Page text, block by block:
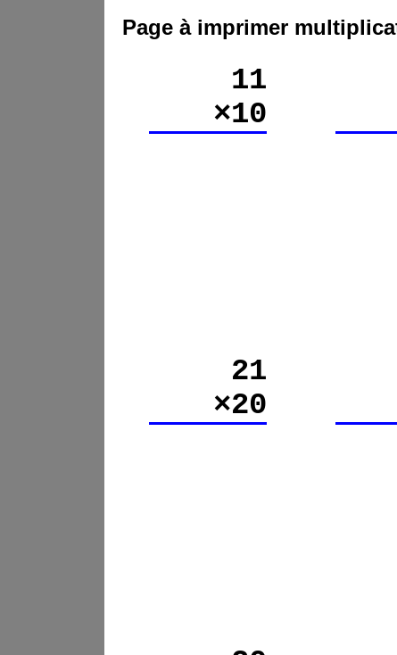
Page à imprimer
11
×10
21
×20